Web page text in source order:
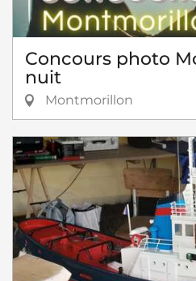
Concours photo
nuit
Montmorillon